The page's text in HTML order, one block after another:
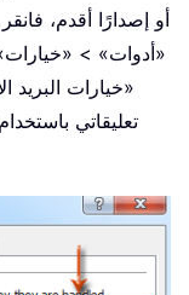
«أدوات» >
«خيارات البريد
تعليقاتي